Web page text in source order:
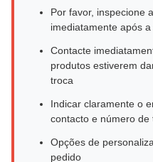
Por favor, inspecione
imediatamente após a
Contacte
produtos estiverem
troca
Indicar claramente o
contacto e número de
Opções de
pedido